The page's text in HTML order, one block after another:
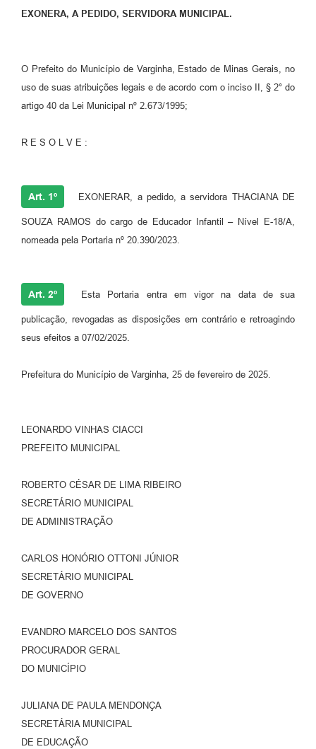
EXONERA, A PEDIDO, SERVIDORA MUNICIPAL.
O Prefeito do Município de Varginha, Estado de Minas Gerais, no
uso de suas atribuições legais e de acordo com o inciso II, § 2° do
artigo 40 da Lei Municipal nº 2.673/1995;
R E S O L V E :
Art. 1º EXONERAR, a pedido, a servidora THACIANA DE
SOUZA RAMOS do cargo de Educador Infantil – Nível E-18/A,
nomeada pela Portaria nº 20.390/2023.
Art. 2º Esta Portaria entra em vigor na data de sua
publicação, revogadas as disposições em contrário e retroagindo
seus efeitos a 07/02/2025.
Prefeitura do Município de Varginha, 25 de fevereiro de 2025.
LEONARDO VINHAS CIACCI
PREFEITO MUNICIPAL
ROBERTO CÉSAR DE LIMA RIBEIRO
SECRETÁRIO MUNICIPAL
DE ADMINISTRAÇÃO
CARLOS HONÓRIO OTTONI JÚNIOR
SECRETÁRIO MUNICIPAL
DE GOVERNO
EVANDRO MARCELO DOS SANTOS
PROCURADOR GERAL
DO MUNICÍPIO
JULIANA DE PAULA MENDONÇA
SECRETÁRIA MUNICIPAL
DE EDUCAÇÃO